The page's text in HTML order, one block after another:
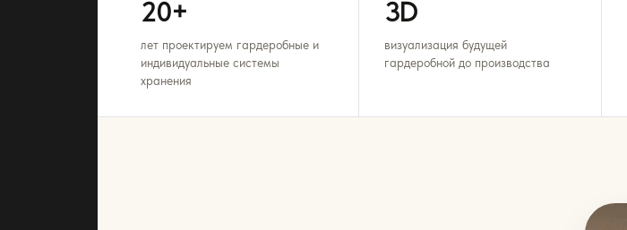
20+
лет проектируем гардеробные и
индивидуальные системы
хранения
3D
визуализация будущей
гардеробной до производства